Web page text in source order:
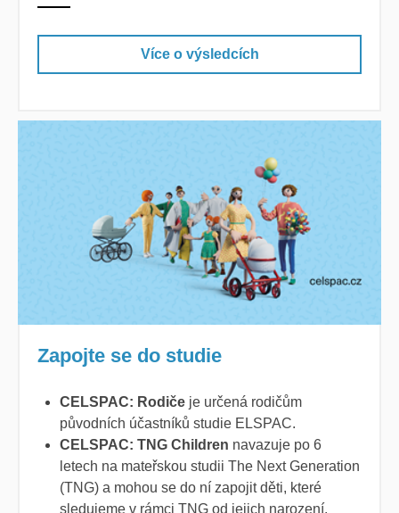
Více o výsledcích
Zapojte se do studie
CELSPAC: Rodiče je určená rodičům
původních účastníků studie ELSPAC.
CELSPAC: TNG Children navazuje po 6
letech na mateřskou studii The Next Generation
(TNG) a mohou se do ní zapojit děti, které
sledujeme v rámci TNG od jejich narození.